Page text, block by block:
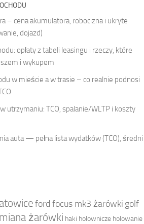
– cena akumulatora, robocizna i ukryte
dojazd)
opłaty z tabeli leasingu i rzeczy, które
i wykupem
w mieście a w trasie – co realnie podnosi
utrzymaniu: TCO, spalanie/WLTP i koszty
auta — pełna lista wydatków (TCO), średni
ford focus mk3 żarówki golf
żarówki haki holownicze holowanie